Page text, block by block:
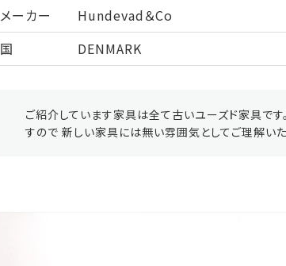
メーカー
Hundevad＆Co
国
DENMARK
ご紹介しています家具は全て古いユーズド家具で
すので 新しい家具には無い雰囲気としてご理解い